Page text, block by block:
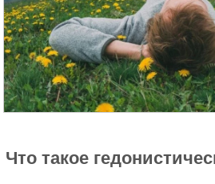
Что такое